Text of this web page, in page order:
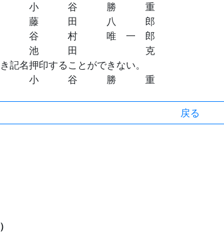
谷 勝 重
田 八 郎
唯 一 郎
田 克
名押印することができない。
谷 勝 重
戻る